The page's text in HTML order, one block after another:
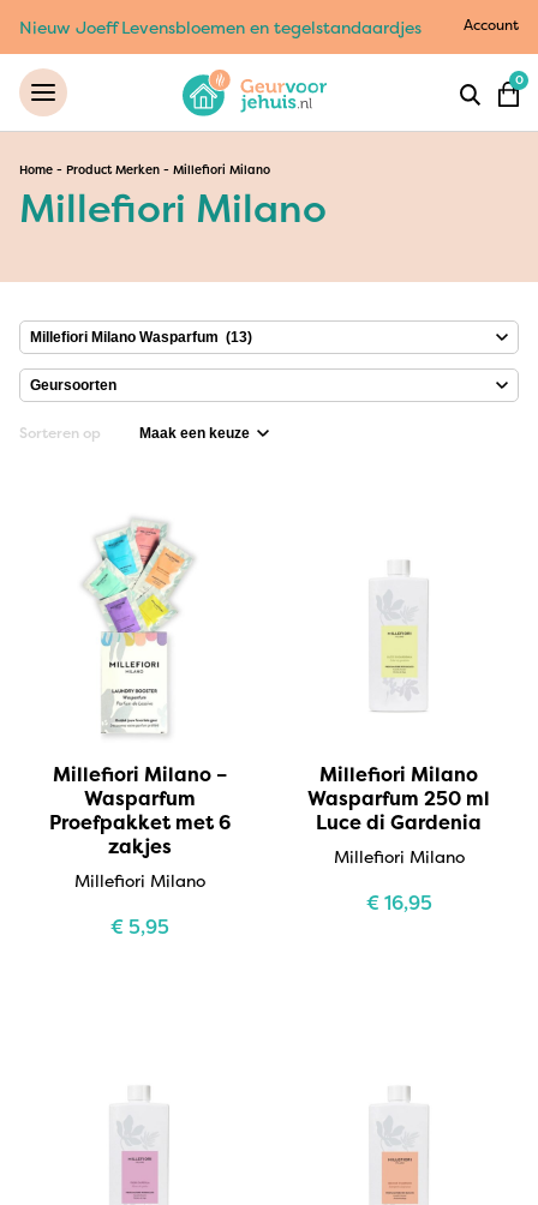
Nieuw Joeff Levensbloemen en tegelstandaardjes Account
0
Home - Product Merken - Millefiori Milano
Millefiori Milano
Sorteren op
Millefiori Milano –
Wasparfum
Proefpakket met 6
zakjes
Millefiori Milano
€5,95
Millefiori Milano
Wasparfum 250 ml
Luce di Gardenia
Millefiori Milano
€16,95